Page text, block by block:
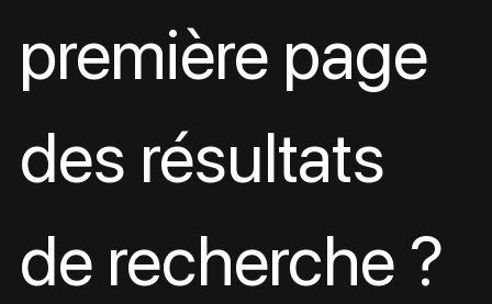
première page
des résultats
de recherche ?